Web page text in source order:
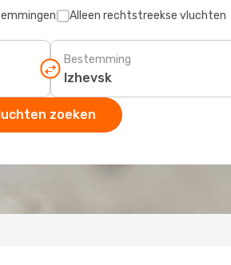
Alleen rechtstreekse vluchten
Bestemming
zoeken